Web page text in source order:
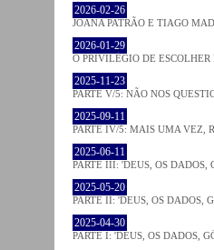
2026-02-26
JOANA PATRÃO E TIAGO
2026-01-29
O PRIVILÉGIO DE
2025-11-23
PARTE V/5: NÃO NOS
2025-09-11
PARTE IV/5: MAIS UMA VEZ,
2025-06-11
PARTE III: 'DEUS, OS DADOS,
2025-05-20
PARTE II: 'DEUS, OS DADOS,
2025-04-30
PARTE I: 'DEUS, OS DADOS,